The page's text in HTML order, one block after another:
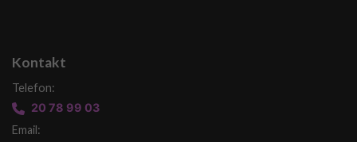
Kontakt
Telefon:
20 78 99 03
Email: